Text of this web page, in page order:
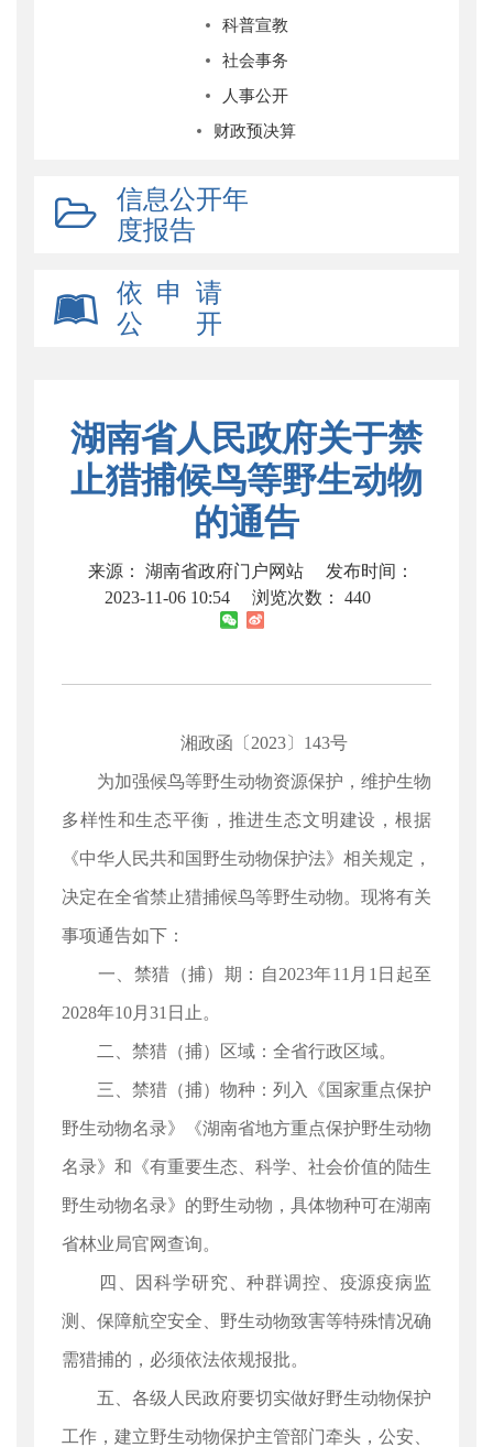
科普宣教
社会事务
人事公开
财政预决算
信息公开年
度报告
依 申 请
公 开
湖南省人民政府关于禁
止猎捕候鸟等野生动物
的通告
来源： 湖南省政府门户网站
发布时间：
2023-11-06 10:54
浏览次数： 440
湘政函〔2023〕143号
为加强候鸟等野生动物资源保护，维护生物
多样性和生态平衡，推进生态文明建设，根据
《中华人民共和国野生动物保护法》相关规定，
决定在全省禁止猎捕候鸟等野生动物。现将有关
事项通告如下：
一、禁猎（捕）期：自2023年11月1日起至
2028年10月31日止。
二、禁猎（捕）区域：全省行政区域。
三、禁猎（捕）物种：列入《国家重点保护
野生动物名录》《湖南省地方重点保护野生动物
名录》和《有重要生态、科学、社会价值的陆生
野生动物名录》的野生动物，具体物种可在湖南
省林业局官网查询。
四、因科学研究、种群调控、疫源疫病监
测、保障航空安全、野生动物致害等特殊情况确
需猎捕的，必须依法依规报批。
五、各级人民政府要切实做好野生动物保护
工作，建立野生动物保护主管部门牵头，公安、